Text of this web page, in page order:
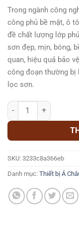
Trong ngành công
công phủ bề mặt, ô
đề chất lượng lớp
sơn đẹp, mịn, bóng,
quan, hiệu quả bảo
công đoạn thường bị
lọc sơn.
Thiết bị bơm lọc sơn số
SKU: 3233c8a366eb
Danh mục: Thiết bị Á